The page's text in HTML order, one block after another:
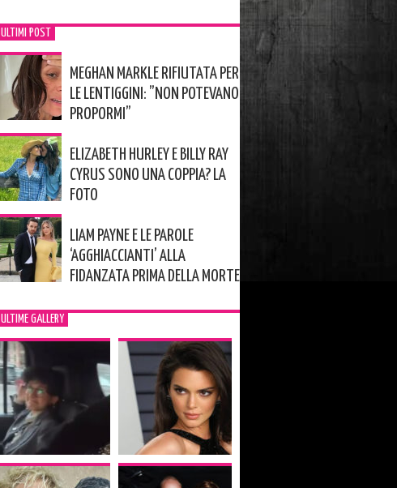
ULTIMI POST
MEGHAN MARKLE RIFIUTATA PER
LE LENTIGGINI: ”NON POTEVANO
PROPORMI”
ELIZABETH HURLEY E BILLY RAY
CYRUS SONO UNA COPPIA? LA
FOTO
LIAM PAYNE E LE PAROLE
‘AGGHIACCIANTI’ ALLA
FIDANZATA PRIMA DELLA MORTE
ULTIME GALLERY